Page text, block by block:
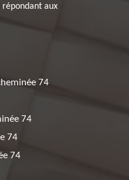
aux
74
74
74
74